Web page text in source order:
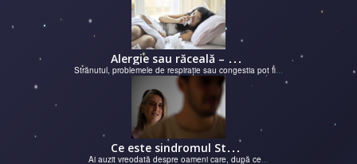
A
lergie sau răceală – cum îţi dai seama de ce suferi și de ce conteaz...
Strănutul, problemele de respirație sau congestia pot fi
C
e este sindromul Stockholm și de ce victimele își apără agresorii.
Ai auzit vreodată despre oameni care, după ce